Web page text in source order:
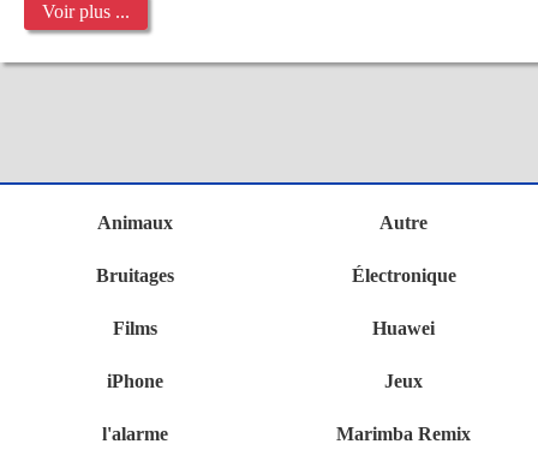
Voir plus ...
Animaux Autre
Bruitages Électronique
Films Huawei
iPhone Jeux
l'alarme Marimba Remix